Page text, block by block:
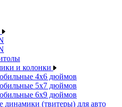
и колонки
4x6 дюймов
5x7 дюймов
6x9 дюймов
динамики (твитеры) для авто